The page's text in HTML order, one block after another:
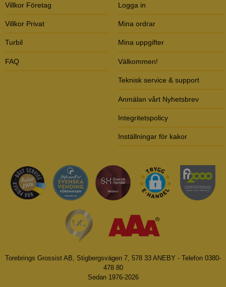
Villkor Företag
Villkor Privat
Turbil
FAQ
Logga in
Mina ordrar
Mina uppgifter
Välkommen!
Teknisk service & support
Anmälan vårt Nyhetsbrev
Integritetspolicy
Inställningar för kakor
Torebrings Grossist AB, Stigbergsvägen 7, 578 33 ANEBY - Telefon 0380-
478 80
Sedan 1976-2026